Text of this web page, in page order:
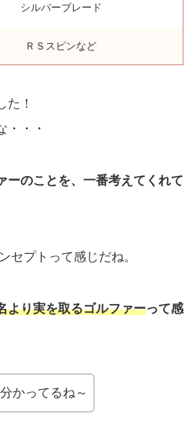
シルバーブレード
ＲＳスピンなど
た！
・・・
ーのことを、一番考えてくれて
セプトって感じだね。
より実を取るゴルファーって感
かってるね～